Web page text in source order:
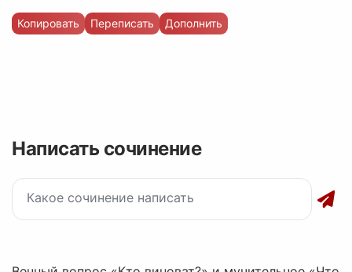
Копировать Переписать Дополнить
Написать сочинение